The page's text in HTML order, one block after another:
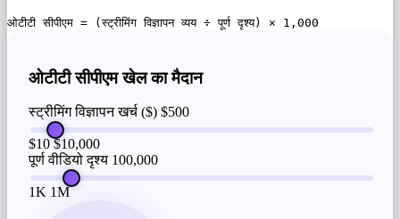
ओटीटी सीपीएम = (स्ट्रीमिंग विज्ञापन व्यय ÷ पूर्ण दृश्य) × 1,000
ओटीटी सीपीएम खेल का मैदान
स्ट्रीमिंग विज्ञापन खर्च ($) $500
$10 $10,000
पूर्ण वीडियो दृश्य 100,000
1K 1M